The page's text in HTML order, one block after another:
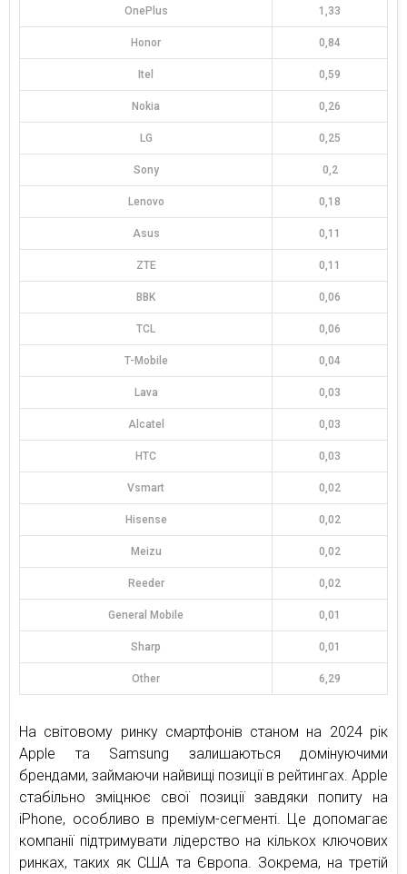
OnePlus 1,33
Honor 0,84
Itel 0,59
Nokia 0,26
LG 0,25
Sony 0,2
Lenovo 0,18
Asus 0,11
ZTE 0,11
BBK 0,06
TCL 0,06
T-Mobile 0,04
Lava 0,03
Alcatel 0,03
HTC 0,03
Vsmart 0,02
Hisense 0,02
Meizu 0,02
Reeder 0,02
General Mobile 0,01
Sharp 0,01
Other 6,29
На світовому ринку смартфонів станом на 2024 рік
Apple та Samsung залишаються домінуючими
брендами, займаючи найвищі позиції в рейтингах. Apple
стабільно зміцнює свої позиції завдяки попиту на
iPhone, особливо в преміум-сегменті. Це допомагає
компанії підтримувати лідерство на кількох ключових
ринках, таких як США та Європа. Зокрема, на третій